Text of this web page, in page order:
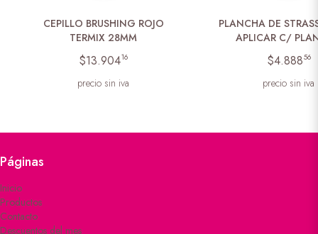
CEPILLO BRUSHING ROJO
TERMIX 28MM
$13.90416
precio sin iva
PLANCHA DE
APLICAR C/
$4.88856
precio sin iva
Páginas
Inicio
Productos
Contacto
Descuentos del mes